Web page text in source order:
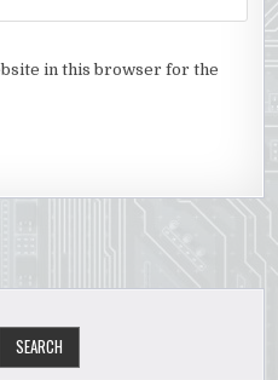
in this browser for the
SEARCH